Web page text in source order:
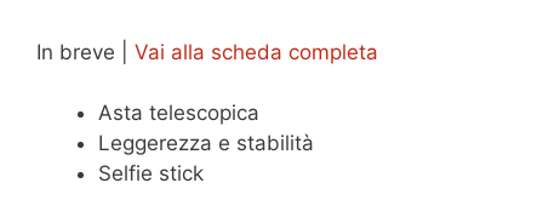
In breve | Vai alla scheda completa
Asta telescopica
Leggerezza e stabilità
Selfie stick